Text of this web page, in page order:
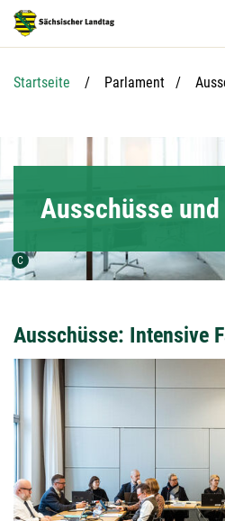
Hauptnavigation
Hauptinhalt
Service
Startseite Parlament
C Urheber der Grafik:
Ausschüsse und
Ausschüsse: Intensive